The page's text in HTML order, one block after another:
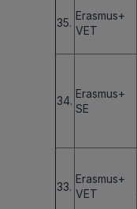
35.
Erasmus+
VET
34.
Erasmus+
SE
33.
Erasmus+
VET